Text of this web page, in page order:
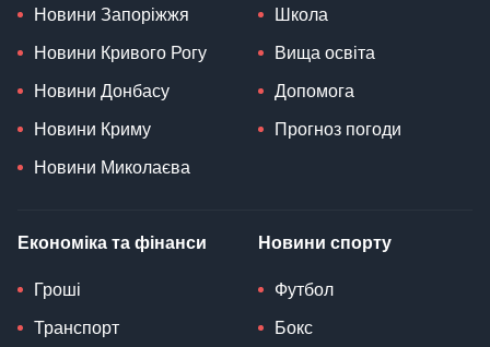
Новини Запоріжжя
Новини Кривого Рогу
Новини Донбасу
Новини Криму
Новини Миколаєва
Школа
Вища освіта
Допомога
Прогноз погоди
Економіка та фінанси
Гроші
Транспорт
Новини спорту
Футбол
Бокс